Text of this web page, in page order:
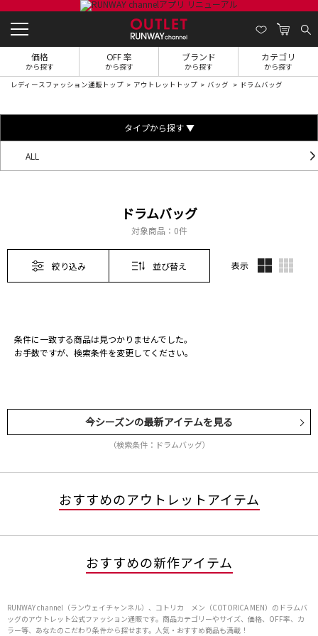
価格
から探す
OFF 率
から探す
ブランド
から探す
カテゴリ
から探す
レディースファッション通販トップ アウトレットトップ バッグ ドラムバッグ
タイプから探す ▼
ALL
ドラムバッグ
対象商品： 0件
絞り込み 並び替え 表示
条件に一致する商品は見つかりませんでした。
お手数ですが、検索条件を変更してください。
今シーズンの最新アイテムを見る
（検索条件：ドラムバッグ）
おすすめのアウトレットアイテム
おすすめの新作アイテム
RUNWAY channel（ランウェイチャンネル）、コトリカ メン（COTORICA MEN）のドラムバ
ッグのアウトレット公式ファッション通販です。商品カテゴリーやサイズ、価格、OFF率、カ
ラー等、あなたのこだわり条件から探せます。人気・おすすめ商品も満載！